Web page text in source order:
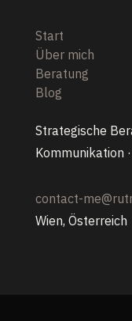
Start
Über mich
Beratung
Blog
Strategische
Kommunikation
contact-
Wien, Österreich